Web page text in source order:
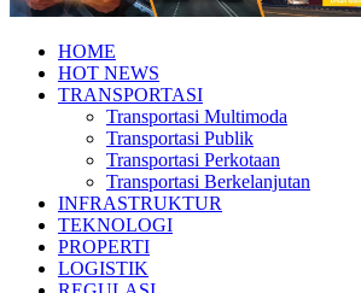
HOME
HOT NEWS
TRANSPORTASI
Transportasi Multimoda
Transportasi Publik
Transportasi Perkotaan
Transportasi Berkelanjutan
INFRASTRUKTUR
TEKNOLOGI
PROPERTI
LOGISTIK